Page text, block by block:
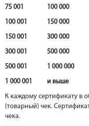
75 001
100 000
100 001
150 000
150 001
300 000
300 001
500 000
500 001
1 000 000
1 000 001
и выше
К каждому сертификату в
(товарный) чек.
чека.